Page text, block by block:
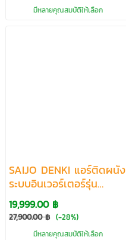
มีหลายคุณสมบัติให้เลือก
SAIJO DENKI แอร์ติดผนัง
ระบบอินเวอร์เตอร์รุ่น
ULTRAFINE INVERTER
R32 ขนาด 9480-25583
BTU
19,999.00 ฿
27,900.00 ฿ (-28%)
มีหลายคุณสมบัติให้เลือก